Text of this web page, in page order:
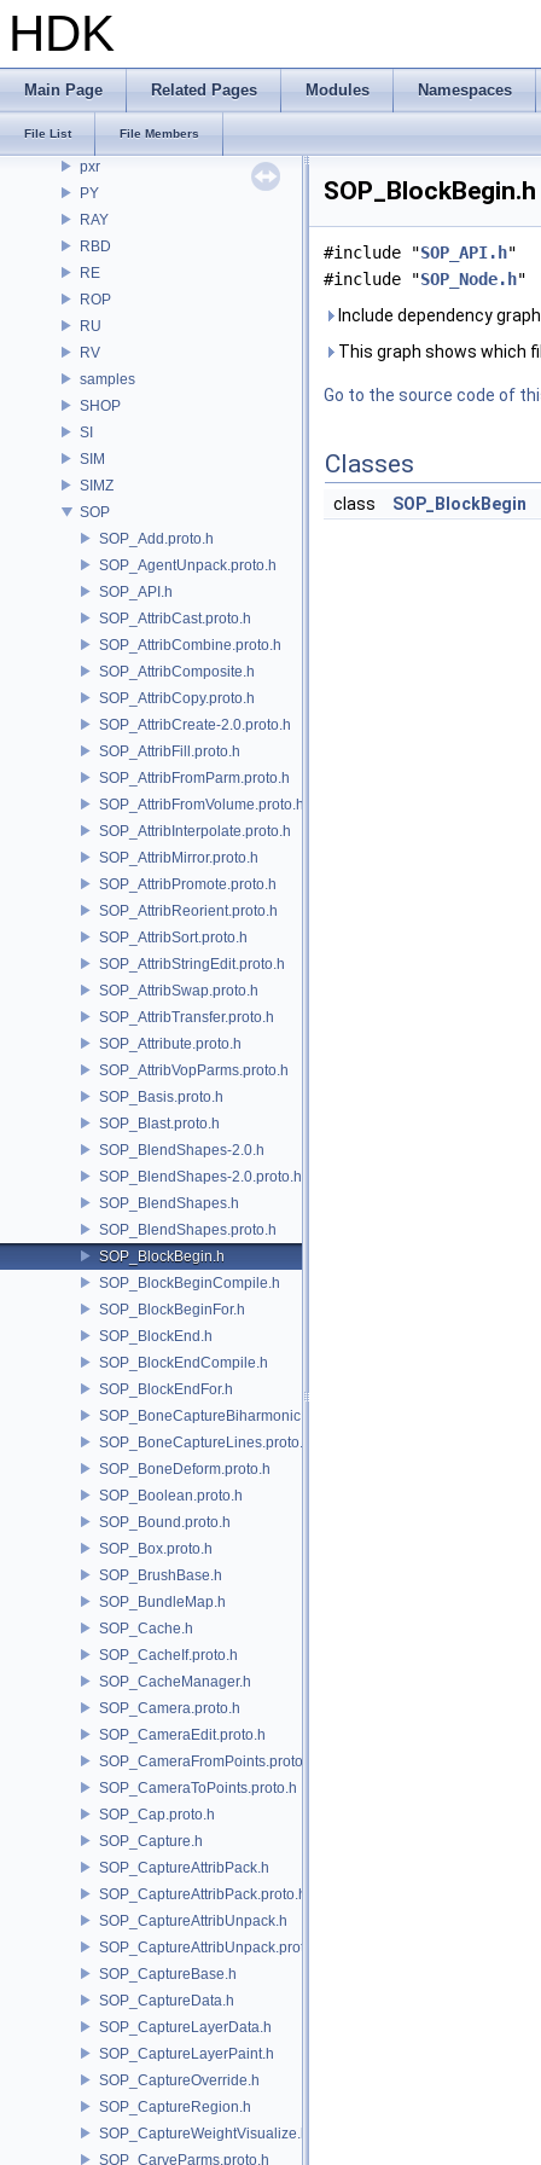
HDK
Main Page Related Pages Modules Namespaces
File List File Members
PDGE
PI
PRM
pxr
PY
RAY
RBD
RE
ROP
RU
RV
samples
SHOP
SI
SIM
SIMZ
SOP
SOP_Add.proto.h
SOP_AgentUnpack.proto.h
SOP_API.h
SOP_AttribCast.proto.h
SOP_AttribCombine.proto.h
SOP_AttribComposite.h
SOP_AttribCopy.proto.h
SOP_AttribCreate-2.0.proto.h
SOP_AttribFill.proto.h
SOP_AttribFromParm.proto.h
SOP_AttribFromVolume.proto.h
SOP_AttribInterpolate.proto.h
SOP_AttribMirror.proto.h
SOP_AttribPromote.proto.h
SOP_AttribReorient.proto.h
SOP_AttribSort.proto.h
SOP_AttribStringEdit.proto.h
SOP_AttribSwap.proto.h
SOP_AttribTransfer.proto.h
SOP_Attribute.proto.h
SOP_AttribVopParms.proto.h
SOP_Basis.proto.h
SOP_Blast.proto.h
SOP_BlendShapes-2.0.h
SOP_BlendShapes-2.0.proto.h
SOP_BlendShapes.h
SOP_BlendShapes.proto.h
SOP_BlockBegin.h
SOP_BlockBeginCompile.h
SOP_BlockBeginFor.h
SOP_BlockEnd.h
SOP_BlockEndCompile.h
SOP_BlockEndFor.h
SOP_BoneCaptureBiharmonic.proto.h
SOP_BoneCaptureLines.proto.h
SOP_BoneDeform.proto.h
SOP_Boolean.proto.h
SOP_Bound.proto.h
SOP_Box.proto.h
SOP_BrushBase.h
SOP_BundleMap.h
SOP_Cache.h
SOP_CacheIf.proto.h
SOP_CacheManager.h
SOP_Camera.proto.h
SOP_CameraEdit.proto.h
SOP_CameraFromPoints.proto.h
SOP_CameraToPoints.proto.h
SOP_Cap.proto.h
SOP_Capture.h
SOP_CaptureAttribPack.h
SOP_CaptureAttribPack.proto.h
SOP_CaptureAttribUnpack.h
SOP_CaptureAttribUnpack.proto.h
SOP_CaptureBase.h
SOP_CaptureData.h
SOP_CaptureLayerData.h
SOP_CaptureLayerPaint.h
SOP_CaptureOverride.h
SOP_CaptureRegion.h
SOP_CaptureWeightVisualize.h
SOP_CarveParms.proto.h
#include "SOP_API.h"
#include "SOP_Node.h"
Include dependency
This graph shows which
Go to the source code of
Classes
class SOP_BlockBegin